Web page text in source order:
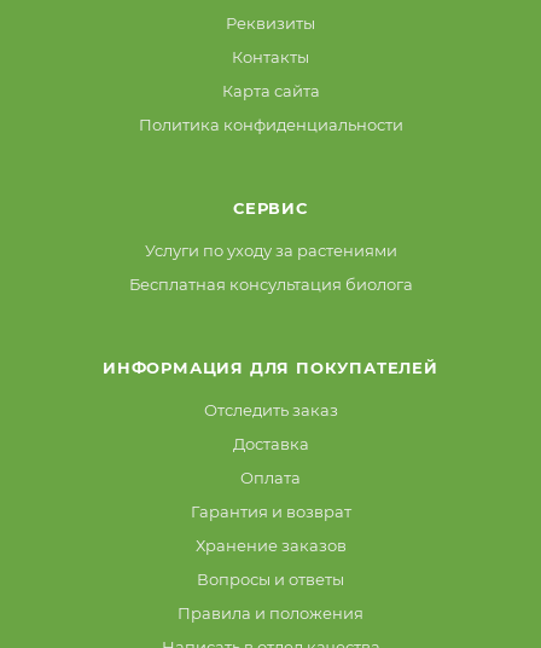
Реквизиты
Контакты
Карта сайта
Политика конфиденциальности
СЕРВИС
Услуги по уходу за растениями
Бесплатная консультация биолога
ИНФОРМАЦИЯ ДЛЯ ПОКУПАТЕЛЕЙ
Отследить заказ
Доставка
Оплата
Гарантия и возврат
Хранение заказов
Вопросы и ответы
Правила и положения